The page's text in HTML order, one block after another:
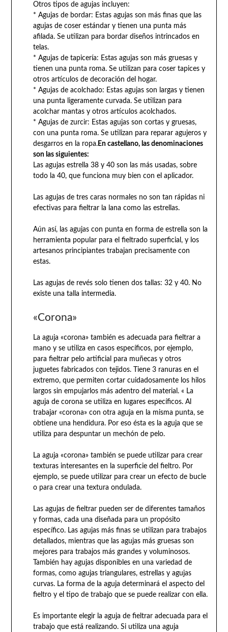
Otros tipos de agujas incluyen:
* Agujas de bordar: Estas agujas son más finas que las
agujas de coser estándar y tienen una punta más
afilada. Se utilizan para bordar diseños intrincados en
telas.
* Agujas de tapicería: Estas agujas son más gruesas y
tienen una punta roma. Se utilizan para coser tapices y
otros artículos de decoración del hogar.
* Agujas de acolchado: Estas agujas son largas y tienen
una punta ligeramente curvada. Se utilizan para
acolchar mantas y otros artículos acolchados.
* Agujas de zurcir: Estas agujas son cortas y gruesas,
con una punta roma. Se utilizan para reparar agujeros y
desgarros en la ropa.En castellano, las denominaciones
son las siguientes:
Las agujas estrella 38 y 40 son las más usadas, sobre
todo la 40, que funciona muy bien con el aplicador.
Las agujas de tres caras normales no son tan rápidas ni
efectivas para fieltrar la lana como las estrellas.
Aún así, las agujas con punta en forma de estrella son la
herramienta popular para el fieltrado superficial, y los
artesanos principiantes trabajan precisamente con
estas.
Las agujas de revés solo tienen dos tallas: 32 y 40. No
existe una talla intermedia.
«Corona»
La aguja «corona» también es adecuada para fieltrar a
mano y se utiliza en casos específicos, por ejemplo,
para fieltrar pelo artificial para muñecas y otros
juguetes fabricados con tejidos. Tiene 3 ranuras en el
extremo, que permiten cortar cuidadosamente los hilos
largos sin empujarlos más adentro del material. « La
aguja de corona se utiliza en lugares específicos. Al
trabajar «corona» con otra aguja en la misma punta, se
obtiene una hendidura. Por eso ésta es la aguja que se
utiliza para despuntar un mechón de pelo.
La aguja «corona» también se puede utilizar para crear
texturas interesantes en la superficie del fieltro. Por
ejemplo, se puede utilizar para crear un efecto de bucle
o para crear una textura ondulada.
Las agujas de fieltrar pueden ser de diferentes tamaños
y formas, cada una diseñada para un propósito
específico. Las agujas más finas se utilizan para trabajos
detallados, mientras que las agujas más gruesas son
mejores para trabajos más grandes y voluminosos.
También hay agujas disponibles en una variedad de
formas, como agujas triangulares, estrellas y agujas
curvas. La forma de la aguja determinará el aspecto del
fieltro y el tipo de trabajo que se puede realizar con ella.
Es importante elegir la aguja de fieltrar adecuada para el
trabajo que está realizando. Si utiliza una aguja